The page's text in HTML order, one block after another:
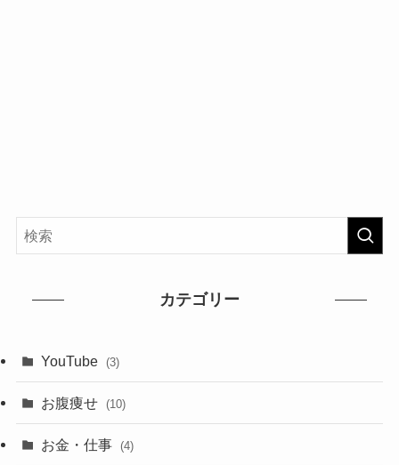
カテゴリー
YouTube (3)
お腹痩せ (10)
お金・仕事 (4)